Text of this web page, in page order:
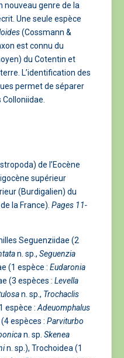
nouveau genre de la
Une seule espèce
(Cossmann &
est connu du
du Cotentin et
L’identification des
permet de séparer
de l’Eocène
supérieur
(Burdigalien) du
la France).Pages 11-
Seguenziidae (2
n. sp.,Seguenzia
(1 espèce :Eudaronia
(3 espèces :Levella
n. sp., Trochaclis
espèce :Adeuomphalus
(4 espèces :Parviturbo
n. sp.Skenea
n. sp.), Trochoidea (1